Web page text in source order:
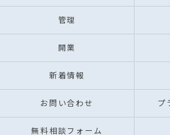
管理
開業
新着情報
お問い合わせ プ
無料相談フォーム